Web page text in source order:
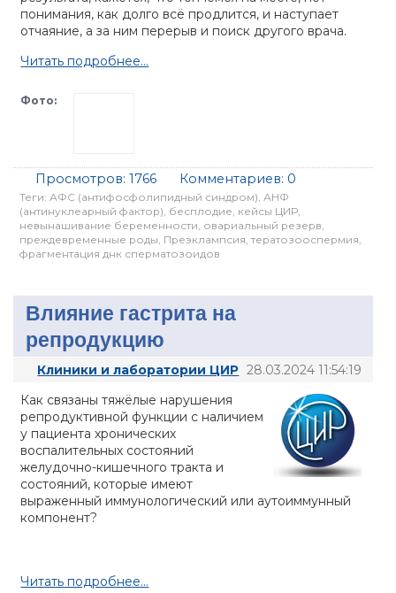
понимания, как долго всё продлится, и наступает
отчаяние, а за ним перерыв и поиск другого врача.
Читать подробнее...
Фото:
Просмотров: 1766 Комментариев: 0
Теги: АФС (антифосфолипидный синдром),АНФ
(антинуклеарный фактор), бесплодие, кейсы ЦИР,
невынашивание беременности, овариальный резерв,
преждевременные роды, Преэклампсия,тератозооспермия,
фрагментация днк сперматозоидов
Влияние гастрита на
репродукцию
Клиники и лаборатории ЦИР 28.03.2024 11:54:19
Как связаны тяжёлые нарушения
репродуктивной функции с наличием
у пациента хронических
воспалительных состояний
желудочно-кишечного тракта и
состояний, которые имеют
выраженный иммунологический или аутоиммунный
компонент?
Читать подробнее...